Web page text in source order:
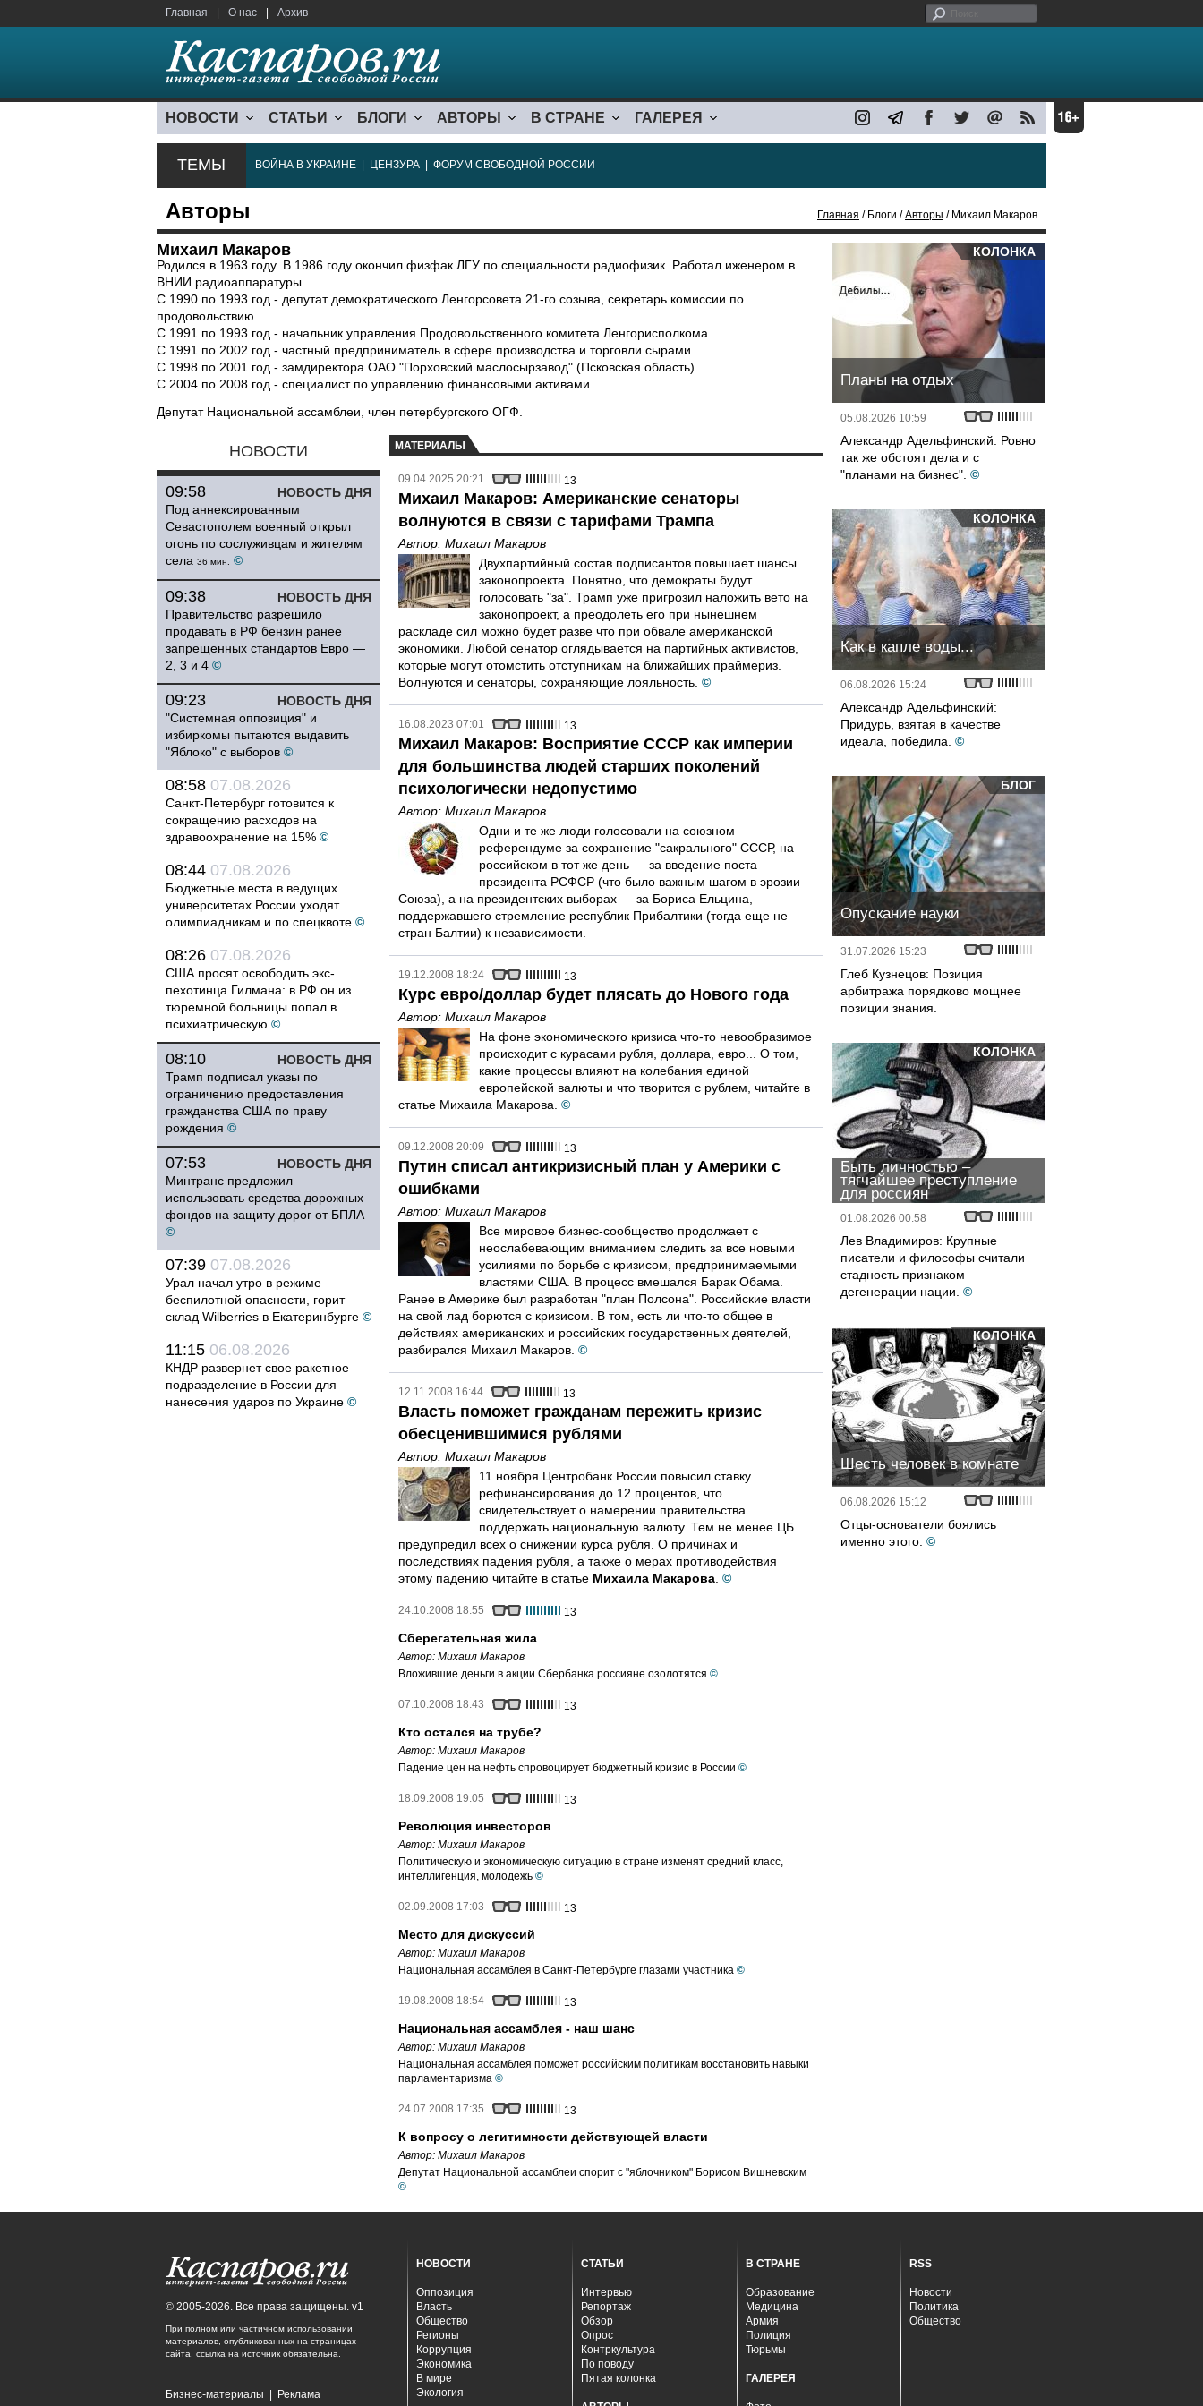
Главная О нас Архив
НОВОСТИ СТАТЬИ БЛОГИ АВТОРЫ В СТРАНЕ ГАЛЕРЕЯ
ТЕМЫ ВОЙНА В УКРАИНЕ ЦЕНЗУРА ФОРУМ СВОБОДНОЙ РОССИИ
Авторы Главная / Блоги /Авторы / Михаил Макаров
Михаил Макаров
Родился в 1963 году. В 1986 году окончил физфак ЛГУ по специальности радиофизик. Работал иженером в
ВНИИ радиоаппаратуры.
С 1990 по 1993 год - депутат демократического Ленгорсовета 21-го созыва, секретарь комиссии по
продовольствию.
С 1991 по 1993 год - начальник управления Продовольственного комитета Ленгорисполкома.
С 1991 по 2002 год - частный предприниматель в сфере производства и торговли сырами.
С 1998 по 2001 год - замдиректора ОАО "Порховский маслосырзавод" (Псковская область).
С 2004 по 2008 год - специалист по управлению финансовыми активами.
Депутат Национальной ассамблеи, член петербургского ОГФ.
НОВОСТИ
НОВОСТЬ ДНЯ
09:58
Под аннексированным
Севастополем военный открыл
огонь по сослуживцам и жителям
села 36 мин. ©
НОВОСТЬ ДНЯ
09:38
Правительство разрешило
продавать в РФ бензин ранее
запрещенных стандартов Евро —
2, 3 и 4 ©
НОВОСТЬ ДНЯ
09:23
"Системная оппозиция" и
избиркомы пытаются выдавить
"Яблоко" с выборов ©
08:58 07.08.2026
Санкт-Петербург готовится к
сокращению расходов на
здравоохранение на 15% ©
08:44 07.08.2026
Бюджетные места в ведущих
университетах России уходят
олимпиадникам и по спецквоте ©
08:26 07.08.2026
США просят освободить экс-
пехотинца Гилмана: в РФ он из
тюремной больницы попал в
психиатрическую ©
НОВОСТЬ ДНЯ
08:10
Трамп подписал указы по
ограничению предоставления
гражданства США по праву
рождения ©
НОВОСТЬ ДНЯ
07:53
Минтранс предложил
использовать средства дорожных
фондов на защиту дорог от БПЛА
©
07:39 07.08.2026
Урал начал утро в режиме
беспилотной опасности, горит
склад Wilberries в Екатеринбурге ©
11:15 06.08.2026
КНДР развернет свое ракетное
подразделение в России для
нанесения ударов по Украине ©
МАТЕРИАЛЫ
09.04.2025 20:21 13
Михаил Макаров: Американские сенаторы
волнуются в связи с тарифами Трампа
Автор: Михаил Макаров
Двухпартийный состав подписантов повышает шансы
законопроекта. Понятно, что демократы будут
голосовать "за". Трамп уже пригрозил наложить вето на
законопроект, а преодолеть его при нынешнем
раскладе сил можно будет разве что при обвале американской
экономики. Любой сенатор оглядывается на партийных активистов,
которые могут отомстить отступникам на ближайших праймериз.
Волнуются и сенаторы, сохраняющие лояльность. ©
16.08.2023 07:01 13
Михаил Макаров: Восприятие СССР как империи
для большинства людей старших поколений
психологически недопустимо
Автор: Михаил Макаров
Одни и те же люди голосовали на союзном
референдуме за сохранение "сакрального" СССР, на
российском в тот же день — за введение поста
президента РСФСР (что было важным шагом в эрозии
Союза), а на президентских выборах — за Бориса Ельцина,
поддержавшего стремление республик Прибалтики (тогда еще не
стран Балтии) к независимости.
19.12.2008 18:24 13
Курс евро/доллар будет плясать до Нового года
Автор: Михаил Макаров
На фоне экономического кризиса что-то невообразимое
происходит с курасами рубля, доллара, евро... О том,
какие процессы влияют на колебания единой
европейской валюты и что творится с рублем, читайте в
статье Михаила Макарова. ©
09.12.2008 20:09 13
Путин списал антикризисный план у Америки с
ошибками
Автор: Михаил Макаров
Все мировое бизнес-сообщество продолжает с
неослабевающим вниманием следить за все новыми
усилиями по борьбе с кризисом, предпринимаемыми
властями США. В процесс вмешался Барак Обама.
Ранее в Америке был разработан "план Полсона". Российские власти
на свой лад борются с кризисом. В том, есть ли что-то общее в
действиях американских и российских государственных деятелей,
разбирался Михаил Макаров. ©
12.11.2008 16:44 13
Власть поможет гражданам пережить кризис
обесценившимися рублями
Автор: Михаил Макаров
11 ноября Центробанк России повысил ставку
рефинансирования до 12 процентов, что
свидетельствует о намерении правительства
поддержать национальную валюту. Тем не менее ЦБ
предупредил всех о снижении курса рубля. О причинах и
последствиях падения рубля, а также о мерах противодействия
этому падению читайте в статье Михаила Макарова ©
24.10.2008 18:55 13
Сберегательная жила
Автор: Михаил Макаров
Вложившие деньги в акции Сбербанка россияне озолотятся ©
07.10.2008 18:43 13
Кто остался на трубе?
Автор: Михаил Макаров
Падение цен на нефть спровоцирует бюджетный кризис в России ©
18.09.2008 19:05 13
Революция инвесторов
Автор: Михаил Макаров
Политическую и экономическую ситуацию в стране изменят средний класс,
интеллигенция, молодежь ©
02.09.2008 17:03 13
Место для дискуссий
Автор: Михаил Макаров
Национальная ассамблея в Санкт-Петербурге глазами участника ©
19.08.2008 18:54 13
Национальная ассамблея - наш шанс
Автор: Михаил Макаров
Национальная ассамблея поможет российским политикам восстановить навыки
парламентаризма ©
24.07.2008 17:35 13
К вопросу о легитимности действующей власти
Автор: Михаил Макаров
Депутат Национальной ассамблеи спорит с "яблочником" Борисом Вишневским
©
КОЛОНКА
Планы на отдых
05.08.2026 10:59
Александр Адельфинский: Ровно
так же обстоят дела и с
"планами на бизнес". ©
КОЛОНКА
Как в капле воды...
06.08.2026 15:24
Александр Адельфинский:
Придурь, взятая в качестве
идеала, победила. ©
БЛОГ
Опускание науки
31.07.2026 15:23
Глеб Кузнецов: Позиция
арбитража порядково мощнее
позиции знания.
КОЛОНКА
Быть личностью –
тягчайшее преступление
для россиян
01.08.2026 00:58
Лев Владимиров: Крупные
писатели и философы считали
стадность признаком
дегенерации нации. ©
КОЛОНКА
Шесть человек в комнате
06.08.2026 15:12
Отцы-основатели боялись
именно этого. ©
© 2005-2026. Все права защищены. v1
При полном или частичном использовании
материалов, опубликованных на страницах
сайта, ссылка на источник обязательна.
Бизнес-материалы Реклама
НОВОСТИ
Оппозиция
Власть
Общество
Регионы
Коррупция
Экономика
В мире
Экология
СТАТЬИ
Интервью
Репортаж
Обзор
Опрос
Контркультура
По поводу
Пятая колонка
В СТРАНЕ
Образование
Медицина
Армия
Полиция
Тюрьмы
ГАЛЕРЕЯ
RSS
Новости
Политика
Общество